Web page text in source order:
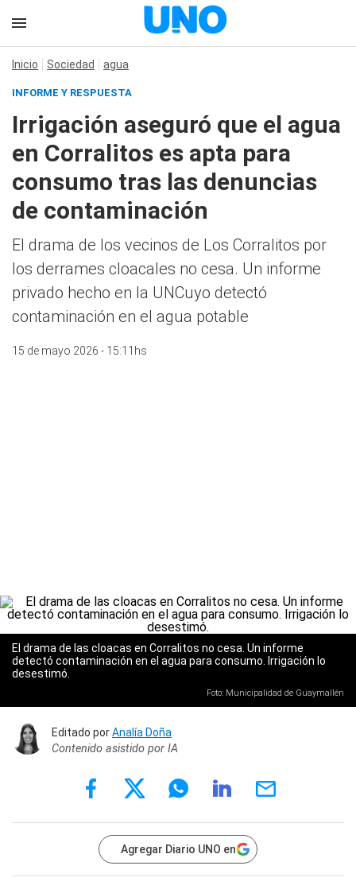
Inicio Sociedad agua
INFORME Y RESPUESTA
Irrigación aseguró que el agua
en Corralitos es apta para
consumo tras las denuncias
de contaminación
El drama de los vecinos de Los Corralitos por
los derrames cloacales no cesa. Un informe
privado hecho en la UNCuyo detectó
contaminación en el agua potable
15 de mayo 2026 - 15:11hs
El drama de las cloacas en Corralitos no cesa. Un informe
detectó contaminación en el agua para consumo. Irrigación lo
desestimó.
Foto: Municipalidad de Guaymallén
Editado porAnalía Doña
Contenido asistido por IA
Agregar Diario UNO en